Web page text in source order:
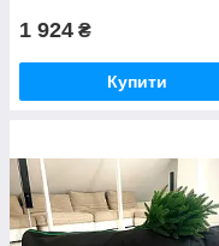
1 924 ₴
Купити